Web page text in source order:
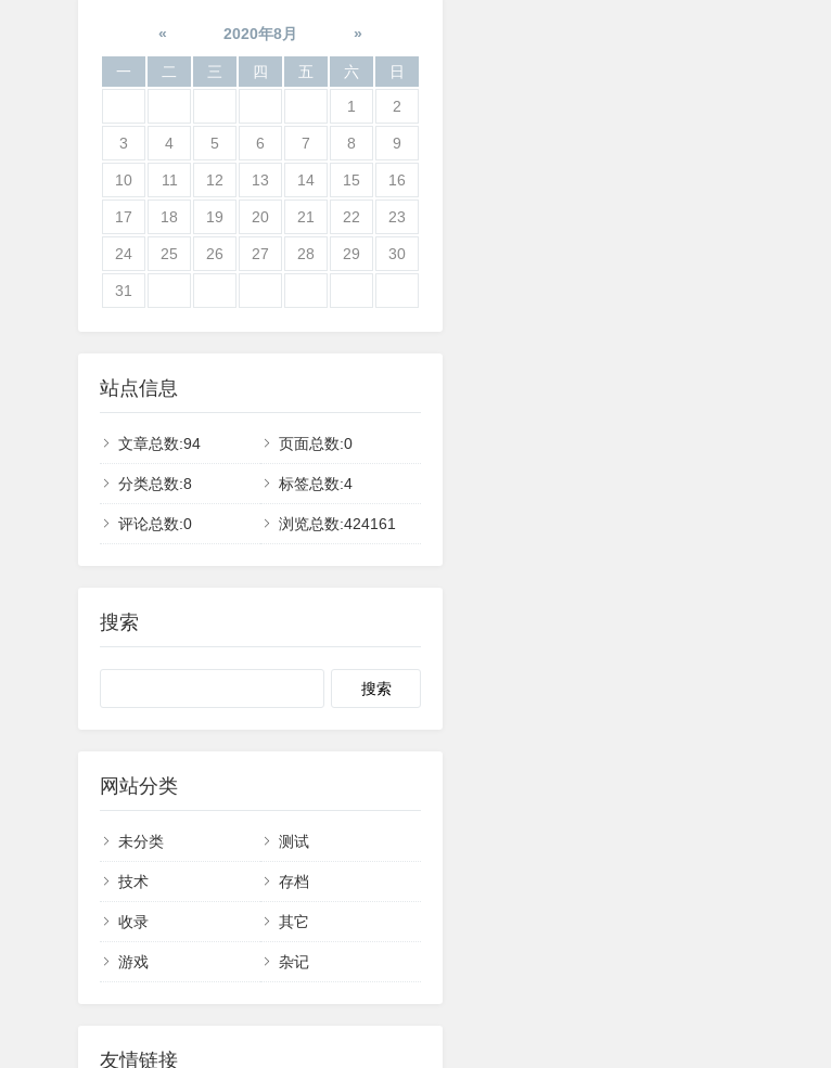
« 2020年8月 »
一 二 三 四 五 六
日
1
2
3 4 5 6 7 8 9
10 11 12 13 14 15 16
17 18 19 20 21 22 23
24 25 26 27 28 29 30
31
站点信息
文章总数:94 页面总数:0
分类总数:8 标签总数:4
评论总数:0 浏览总数:424161
搜索
网站分类
未分类 测试
技术 存档
收录 其它
游戏 杂记
友情链接